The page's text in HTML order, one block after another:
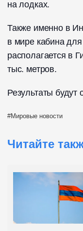
на лодках.
Также именно в
в мире кабина
располагается в
тыс. метров.
Результаты
Мировые новости
Читайте